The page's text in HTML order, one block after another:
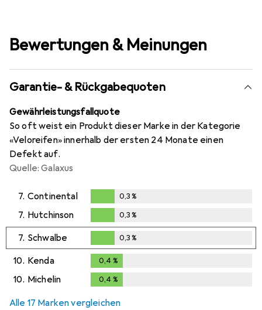
Bewertungen & Meinungen
Garantie- & Rückgabequoten
Gewährleistungsfallquote
So oft weist ein Produkt dieser Marke in der Kategorie
«Veloreifen» innerhalb der ersten 24 Monate einen
Defekt auf.
Quelle: Galaxus
7. Continental
0,3%
0,3%
7. Hutchinson
0,3%
0,3%
7. Schwalbe
0,3%
0,3%
10. Kenda 0,4 %
10. Michelin 0,4 %
Alle 17 Marken vergleichen